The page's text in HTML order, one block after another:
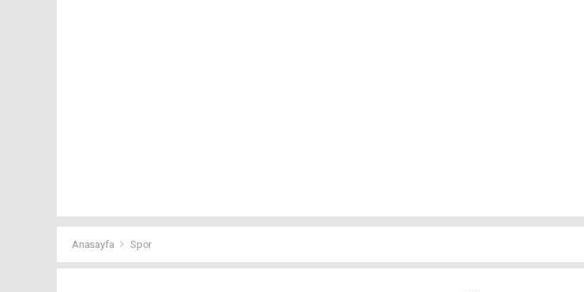
Anasayfa Spor